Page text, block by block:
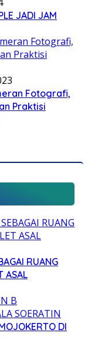
JADI JAM
Fotografi,
Praktisi
RUANG
ASAL
DI